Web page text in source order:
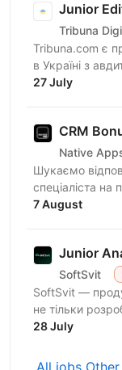
Junior
Tribuna
Tribuna.com є
в Україні з
яка продовжує
27 July
CRM
Native
Шукаємо
спеціаліста
фахівця, який
7 August
Junior
SoftSvit
SoftSvit —
не тільки
продукту.
28 July